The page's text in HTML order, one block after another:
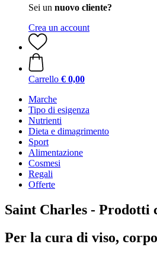
Sei un nuovo cliente?
Crea un account
Carrello € 0,00
Marche
Tipo di esigenza
Nutrienti
Dieta e dimagrimento
Sport
Alimentazione
Cosmesi
Regali
Offerte
Saint Charles - Prodotti
Per la cura di viso,